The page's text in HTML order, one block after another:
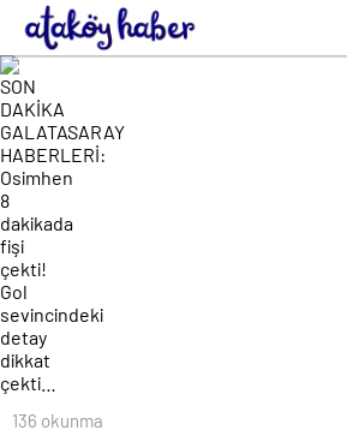
sevincindeki detay dikkat çekti…
136 okunma